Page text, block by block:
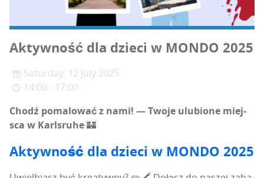
Aktyw­ność dla dzie­ci w MONDO 2025
Saturday, 12 July 2025
14:00 - 17:00
Chodź poma­lo­wać z nami! — Two­je ulu­bio­ne miej­
sca w Karls­ru­he🏰
Aktyw­ność dla dzie­ci w MONDO 2025